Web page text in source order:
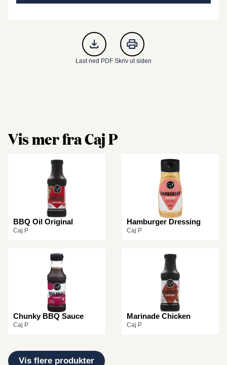
Last ned PDF Skriv ut siden
Vis mer fra Caj P
BBQ Oil Original
Caj P
Hamburger Dressing
Caj P
Chunky BBQ Sauce
Caj P
Marinade Chicken
Caj P
Vis flere produkter